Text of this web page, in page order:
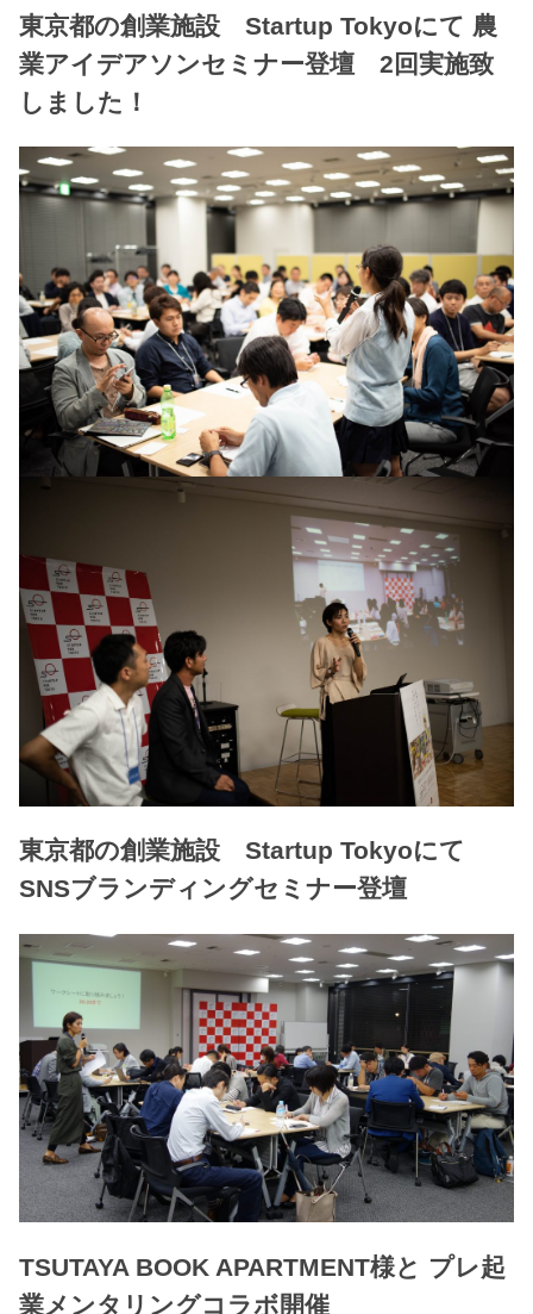
東京都の創業施設 Startup Tokyoにて 農
業アイデアソンセミナー登壇 2回実施致
しました！
東京都の創業施設 Startup Tokyoにて
SNSブランディングセミナー登壇
TSUTAYA BOOK APARTMENT様と プレ起
業メンタリングコラボ開催